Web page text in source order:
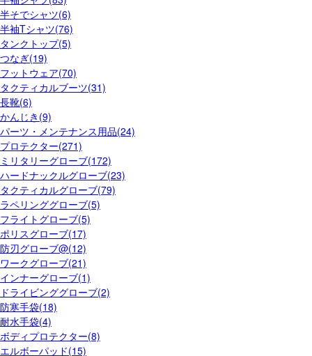
半そでシャツ(6)
半袖Tシャツ(76)
タンクトップ(5)
つなぎ(19)
フットウェア(70)
タクティカルブーツ(31)
長靴(6)
かんじき(9)
パーツ・メンテナンス用品(24)
プロテクター(271)
ミリタリーグローブ(172)
ハードナックルグローブ(23)
タクティカルグローブ(79)
ラペリンググローブ(5)
フライトグローブ(5)
ポリスグローブ(17)
防刃グローブ@(12)
ワークグローブ(21)
インナーグローブ(1)
ドライビンググローブ(2)
防寒手袋(18)
耐水手袋(4)
ボディプロテクター(8)
エルボーパッド(15)